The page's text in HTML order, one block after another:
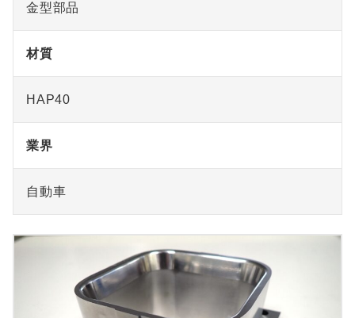
金型部品
材質
HAP40
業界
自動車